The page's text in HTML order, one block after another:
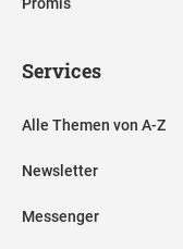
Promis
Services
Alle Themen von A-Z
Newsletter
Messenger